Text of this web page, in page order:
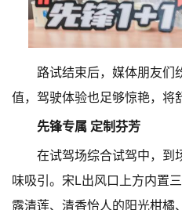
路试结束后，媒体朋友们
值，驾驶体验也足够惊艳，将
先锋专属 定制芬芳
在试驾场综合试驾中，到
味吸引。宋L出风口上方内置
露清莲、清香怡人的阳光柑橘